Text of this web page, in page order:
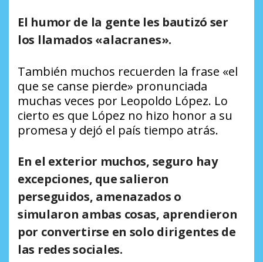
El humor de la gente les bautizó ser
los llamados «alacranes».
También muchos recuerden la frase «el
que se canse pierde» pronunciada
muchas veces por Leopoldo López. Lo
cierto es que López no hizo honor a su
promesa y dejó el país tiempo atrás.
En el exterior muchos, seguro hay
excepciones, que salieron
perseguidos, amenazados o
simularon ambas cosas, aprendieron
por convertirse en solo dirigentes de
las redes sociales.